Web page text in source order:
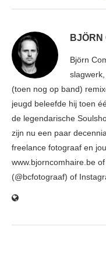
BJÖRN
Björn
(toen nog op band)
jeugd beleefde hij toen
de legendarische
zijn nu een paar
freelance fotograaf en
www.bjorncomhaire.be
(@bcfotograaf) of